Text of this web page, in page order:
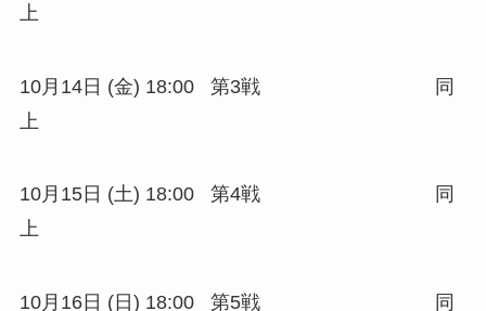
上
10月14日 (金) 18:00 第3戦 同
上
10月15日 (土) 18:00 第4戦 同
上
10月16日 (日) 18:00 第5戦 同